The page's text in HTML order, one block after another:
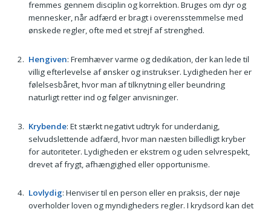
fremmes gennem disciplin og korrektion. Bruges om dyr og
mennesker, når adfærd er bragt i overensstemmelse med
ønskede regler, ofte med et strejf af strenghed.
Hengiven: Fremhæver varme og dedikation, der kan lede til
villig efterlevelse af ønsker og instrukser. Lydigheden her er
følelsesbåret, hvor man af tilknytning eller beundring
naturligt retter ind og følger anvisninger.
Krybende: Et stærkt negativt udtryk for underdanig,
selvudslettende adfærd, hvor man næsten billedligt kryber
for autoriteter. Lydigheden er ekstrem og uden selvrespekt,
drevet af frygt, afhængighed eller opportunisme.
Lovlydig: Henviser til en person eller en praksis, der nøje
overholder loven og myndigheders regler. I krydsord kan det